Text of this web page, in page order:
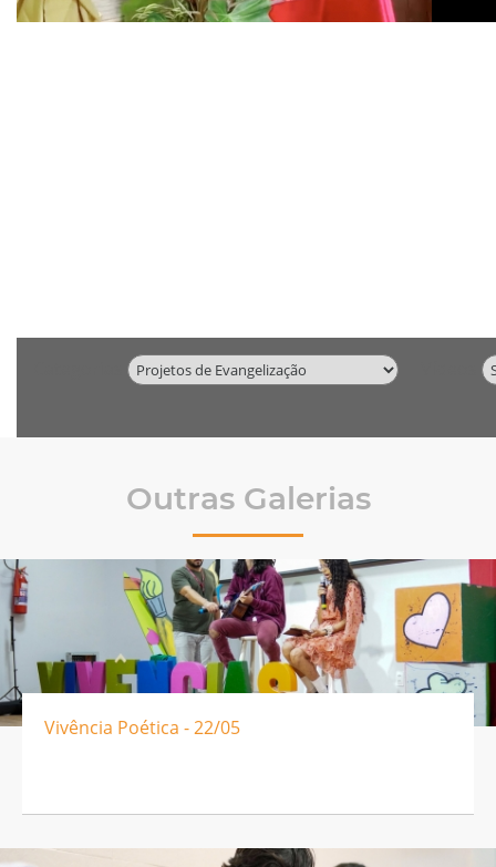
Outras Galerias
Vivência Poética - 22/05